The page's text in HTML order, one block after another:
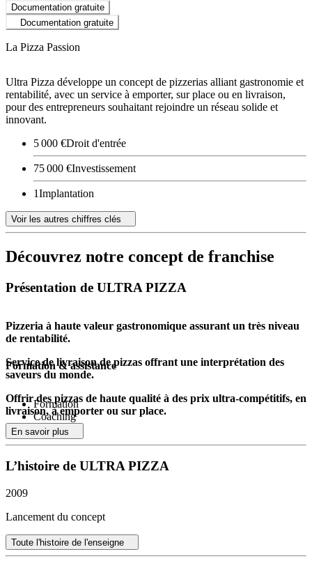
Documentation gratuite
Documentation gratuite
La Pizza Passion
Ultra Pizza développe un concept de pizzerias alliant gastronomie et
rentabilité, avec un service à emporter, sur place ou en livraison,
pour des entrepreneurs souhaitant rejoindre un réseau solide et
innovant.
5 000 €Droit d'entrée
75 000 €Investissement
1Implantation
Voir les autres chiffres clés
Découvrez notre concept de franchise
Présentation de ULTRA PIZZA
Pizzeria à haute valeur gastronomique assurant un très niveau
de rentabilité.
Service de livraison de pizzas offrant une interprétation des
saveurs du monde.
Offrir des pizzas de haute qualité à des prix ultra-compétitifs, en
livraison, à emporter ou sur place.
Concept et valeurs du réseau
Le concept Ultra Pizza met au premier plan la qualité et la créativité
culinaire. Chaque pizza s’inspire des saveurs du monde et se
de permettre à chaque franchisé de bénéficier d’un positionnement
une identité singulière, tout en restant accessible grâce à des tarifs
particulièrement attractifs.
Accompagnement du franchiseur
Formation & assistance
Formation
Coaching
Aide à la réussite
Suivi
En savoir plus
L’histoire de ULTRA PIZZA
2009
Lancement du concept
Toute l'histoire de l'enseigne